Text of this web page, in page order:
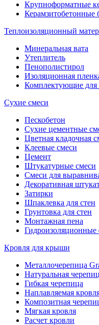
Крупноформатные
Керамзитобетонные
Теплоизоляционный
Минеральная вата
Утеплитель
Пенополистирол
Изоляционная
Комплектующие для
Сухие смеси
Пескобетон
Сухие цементные
Цветная кладочная
Клеевые смеси
Цемент
Штукатурные смеси
Смеси для
Декоративная
Затирки
Шпаклевка для стен
Грунтовка для стен
Монтажная пена
Гидроизоляционные
Кровля для крыши
Металлочерепица
Натуральная
Гибкая черепица
Наплавляемая
Композитная
Мягкая кровля
Расчет кровли